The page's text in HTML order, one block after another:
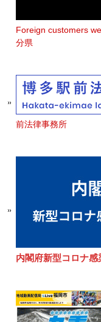
Foreign customers
分県
前法律事務所
内閣府新型コロナ感